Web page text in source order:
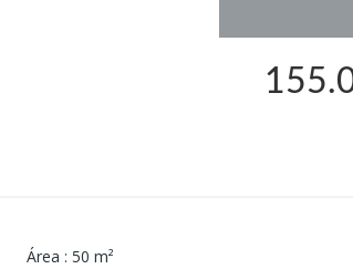
Área : 50 m²